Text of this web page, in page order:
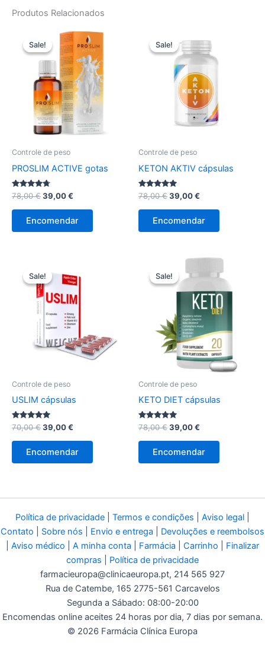
Produtos Relacionados
Sale!
Sale!
Controle de peso
PROSLIM ACTIVE gotas
Avaliação
4.57
de 5
78,00€O
original
era:
39,00€
é:
Encomendar
Sale!
Sale!
Controle de peso
KETON AKTIV cápsulas
Avaliação
5.00
de 5
78,00€O
original
era:
39,00€
é:
Encomendar
Sale!
Sale!
Controle de peso
USLIM cápsulas
Avaliação
5.00
de 5
70,00€O
original
era:
39,00€
é:
Encomendar
Sale!
Sale!
Controle de peso
KETO DIET cápsulas
Avaliação
5.00
de 5
78,00€O
original
era:
39,00€
é:
Encomendar
Política de privacidade Termos e condições Aviso legal
Contato
Sobre nós Envio e entrega
Devoluções e reembolsos
Aviso médico A minha conta Farmácia Carrinho
Finalizar
compras
Política de privacidade
farmacieuropa@clinicaeuropa.pt, 214 565 927
Rua de Catembe, 165 2775-561 Carcavelos
Segunda a Sábado: 08:00-20:00
Encomendas online aceites 24 horas por dia, 7 dias por semana.
© 2026 Farmácia Clínica Europa